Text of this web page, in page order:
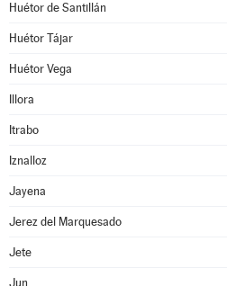
Huétor de Santillán
Huétor Tájar
Huétor Vega
Illora
Itrabo
Iznalloz
Jayena
Jerez del Marquesado
Jete
Jun